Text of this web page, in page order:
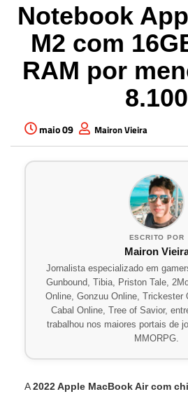
Notebook
M2 com
RAM por
8.100
maio 09 Mairon Vieira
ESCRITO POR
Mairon
Jornalista especializado em
Gunbound, Tibia, Priston Tale,
Online, Gonzuu Online, Trickester
Cabal Online, Tree of Savior,
trabalhou nos maiores portais de
MMORPG.
A2022 Apple MacBook Air com